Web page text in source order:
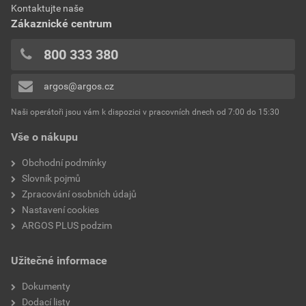
Šířka
Hloubka
Kvalita materiálu
Počet jednotek 4
Druh upevnění
Ochrana povrchu
Průhledné
Textové pole/popisovací
Se sklopným víkem
Přidávat hodnocení může pouze přihlášený uživatel.
Vše o nákupu
Obchodní podmínky
Slovník pojmů
Zpracování osobních údajů
Nastavení cookies
ARGOS PLUS podzim
Užitečné informace
Dokumenty
Dodací listy
Kontaktujte naše
Zákaznické centrum
800 333 380
argos@argos.cz
Naši operátoři jsou vám k dispozici v pracovních dnech od 7:00 do 15:30